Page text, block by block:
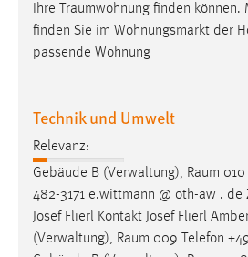
Ihre
Traumwohnung finden können.
finden Sie im Wohnungsmarkt der
passende Wohnung
Technik und Umwelt
Relevanz:
Gebäude B (Verwaltung), Raum
482-3171 e.wittmann @ oth-aw . de
Josef Flierl Kontakt Josef Flierl
(Verwaltung), Raum 009 Telefon